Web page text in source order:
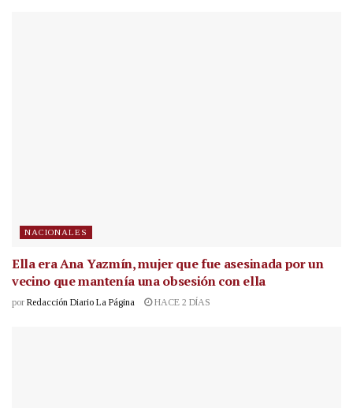
NACIONALES
Ella era Ana Yazmín, mujer que fue asesinada por un
vecino que mantenía una obsesión con ella
por Redacción Diario La Página HACE 2 DÍAS